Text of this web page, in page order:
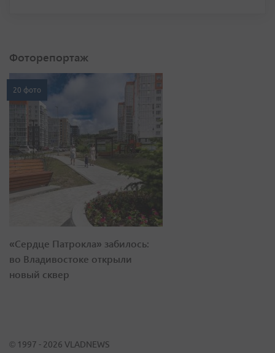
Фоторепортаж
20 фото
«Сердце Патрокла» забилось:
во Владивостоке открыли
новый сквер
© 1997 - 2026 VLADNEWS